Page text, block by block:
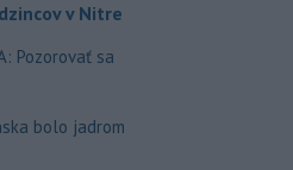
v Nitre
Pozorovať sa
bolo jadrom